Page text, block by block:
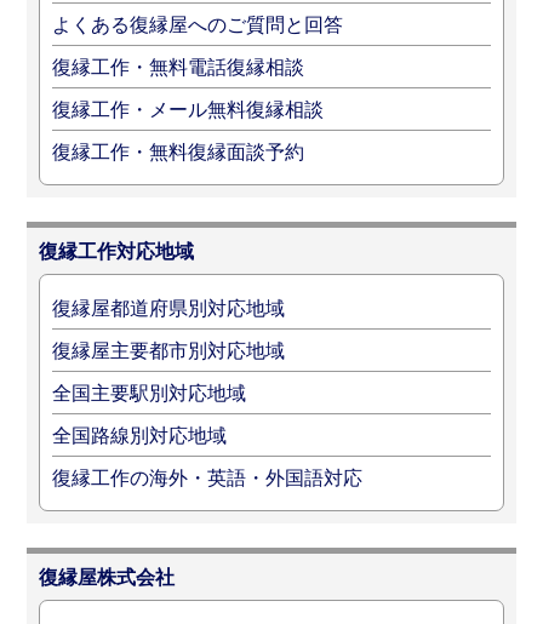
よくある復縁屋へのご質問と回答
復縁工作・無料電話復縁相談
復縁工作・メール無料復縁相談
復縁工作・無料復縁面談予約
復縁工作対応地域
復縁屋都道府県別対応地域
復縁屋主要都市別対応地域
全国主要駅別対応地域
全国路線別対応地域
復縁工作の海外・英語・外国語対応
復縁屋株式会社